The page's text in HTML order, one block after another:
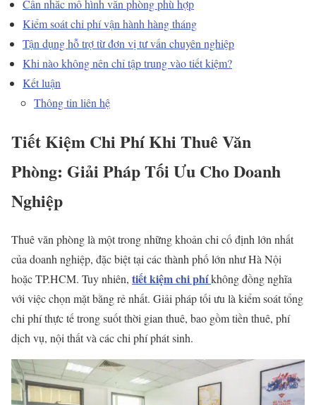
Cân nhắc mô hình văn phòng phù hợp
Kiểm soát chi phí vận hành hàng tháng
Tận dụng hỗ trợ từ đơn vị tư vấn chuyên nghiệp
Khi nào không nên chỉ tập trung vào tiết kiệm?
Kết luận
Thông tin liên hệ
Tiết Kiệm Chi Phí Khi Thuê Văn
Phòng: Giải Pháp Tối Ưu Cho Doanh
Nghiệp
Thuê văn phòng là một trong những khoản chi cố định lớn nhất
của doanh nghiệp, đặc biệt tại các thành phố lớn như Hà Nội
hoặc TP.HCM. Tuy nhiên, tiết kiệm chi phíkhông đồng nghĩa
với việc chọn mặt bằng rẻ nhất. Giải pháp tối ưu là kiểm soát tổng
chi phí thực tế trong suốt thời gian thuê, bao gồm tiền thuê, phí
dịch vụ, nội thất và các chi phí phát sinh.